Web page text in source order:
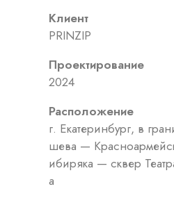
Клиент
PRINZIP
Проектирование
2024
Расположение
г. Екатеринбург, в
шева —
ибиряка — сквер
а